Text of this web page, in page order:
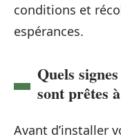
conditions et
espérances.
Quels
sont prêtes
Avant d’installer